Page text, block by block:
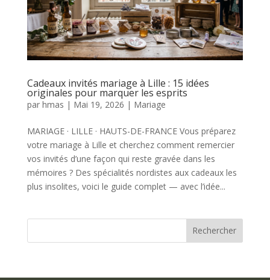
Cadeaux invités mariage à Lille : 15 idées
originales pour marquer les esprits
par hmas | Mai 19, 2026 | Mariage
MARIAGE · LILLE · HAUTS-DE-FRANCE Vous préparez
votre mariage à Lille et cherchez comment remercier
vos invités d’une façon qui reste gravée dans les
mémoires ? Des spécialités nordistes aux cadeaux les
plus insolites, voici le guide complet — avec l’idée...
Rechercher